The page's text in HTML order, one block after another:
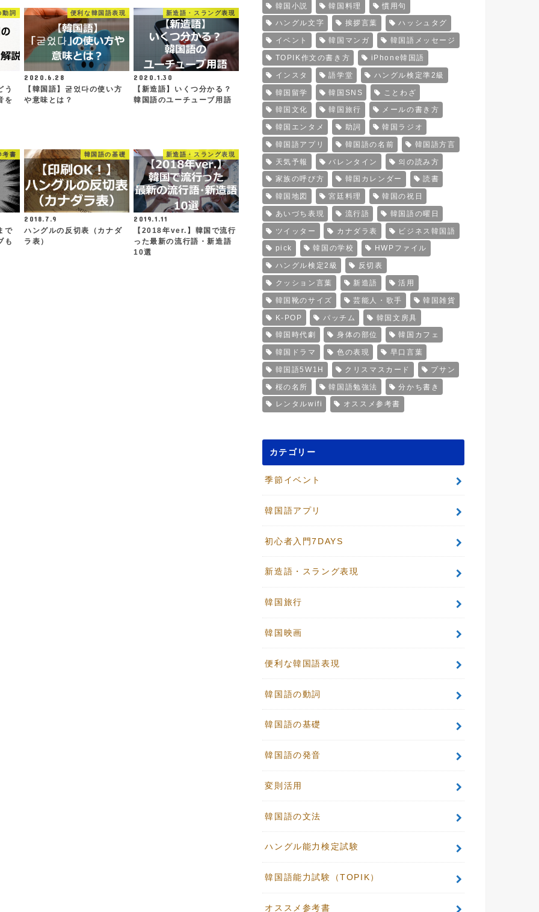
動詞
う
を
便利な韓国語表現
2020.6.28
【韓国語】굳었다の使い方
や意味とは？
新造語・スラング表現
2020.1.30
【新造語】いくつ分かる？
韓国語のユーチューブ用語
考書
で
も
韓国語の基礎
2018.7.9
ハングルの反切表（カナダ
ラ表）
新造語・スラング表現
2019.1.11
【2018年ver.】韓国で流行
った最新の流行語・新造語
10選
韓国小説 韓国料理 慣用句
ハングル文字 挨拶言葉 ハッシュタグ
イベント 韓国マンガ 韓国語メッセージ
TOPIK作文の書き方 iPhone韓国語
インスタ 語学堂 ハングル検定準2級
韓国留学 韓国SNS ことわざ
韓国文化 韓国旅行 メールの書き方
韓国エンタメ 助詞 韓国ラジオ
韓国語アプリ 韓国語の名前 韓国語方言
天気予報 バレンタイン 의の読み方
家族の呼び方 韓国カレンダー 読書
韓国地図 宮廷料理 韓国の祝日
あいづち表現 流行語 韓国語の曜日
ツイッター カナダラ表 ビジネス韓国語
pick 韓国の学校 HWPファイル
ハングル検定2級 反切表
クッション言葉 新造語 活用
韓国靴のサイズ 芸能人・歌手 韓国雑貨
K-POP パッチム 韓国文房具
韓国時代劇 身体の部位 韓国カフェ
韓国ドラマ 色の表現 早口言葉
韓国語5W1H クリスマスカード プサン
桜の名所 韓国語勉強法 分かち書き
レンタルwifi オススメ参考書
カテゴリー
季節イベント
韓国語アプリ
初心者入門7DAYS
新造語・スラング表現
韓国旅行
韓国映画
便利な韓国語表現
韓国語の動詞
韓国語の基礎
韓国語の発音
変則活用
韓国語の文法
ハングル能力検定試験
韓国語能力試験（TOPIK）
オススメ参考書